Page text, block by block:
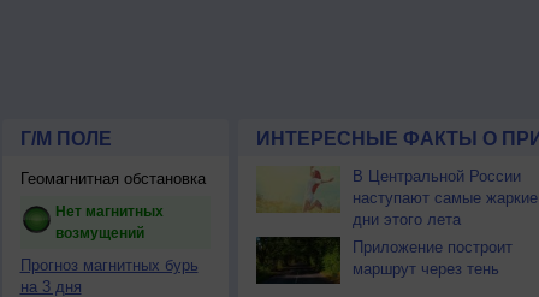
Г/М ПОЛЕ
Геомагнитная обстановка
Нет магнитных
возмущений
Прогноз магнитных бурь
на 3 дня
ИНТЕРЕСНЫЕ ФАКТЫ О
В Центральной России
наступают самые жаркие
дни этого лета
Приложение построит
маршрут через тень